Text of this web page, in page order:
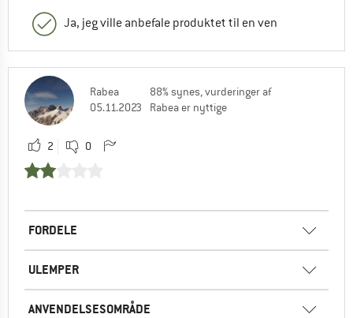
Ja, jeg ville anbefale produktet til en ven
Rabea
05.11.2023
88% synes, vurderinger af
Rabea er nyttige
2 0
FORDELE
ULEMPER
ANVENDELSESOMRÅDE